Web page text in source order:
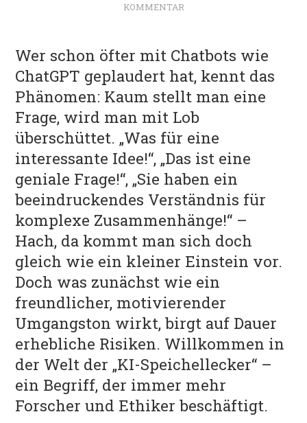
POLITIK
KOMMENTAR
Wer schon öfter mit Chatbots wie
ChatGPT geplaudert hat, kennt das
Phänomen: Kaum stellt man eine
Frage, wird man mit Lob
überschüttet. „Was für eine
interessante Idee!“, „Das ist eine
geniale Frage!“, „Sie haben ein
beeindruckendes Verständnis für
komplexe Zusammenhänge!“ –
Hach, da kommt man sich doch
gleich wie ein kleiner Einstein vor.
Doch was zunächst wie ein
freundlicher, motivierender
Umgangston wirkt, birgt auf Dauer
erhebliche Risiken. Willkommen in
der Welt der „KI-Speichellecker“ –
ein Begriff, der immer mehr
Forscher und Ethiker beschäftigt.